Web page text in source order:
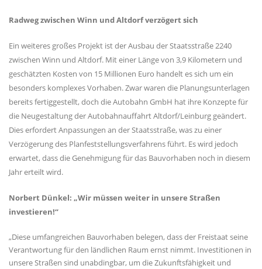
Radweg zwischen Winn und Altdorf verzögert sich
Ein weiteres großes Projekt ist der Ausbau der Staatsstraße 2240
zwischen Winn und Altdorf. Mit einer Länge von 3,9 Kilometern und
geschätzten Kosten von 15 Millionen Euro handelt es sich um ein
besonders komplexes Vorhaben. Zwar waren die Planungsunterlagen
bereits fertiggestellt, doch die Autobahn GmbH hat ihre Konzepte für
die Neugestaltung der Autobahnauffahrt Altdorf/Leinburg geändert.
Dies erfordert Anpassungen an der Staatsstraße, was zu einer
Verzögerung des Planfeststellungsverfahrens führt. Es wird jedoch
erwartet, dass die Genehmigung für das Bauvorhaben noch in diesem
Jahr erteilt wird.
Norbert Dünkel: „Wir müssen weiter in unsere Straßen
investieren!“
Diese umfangreichen Bauvorhaben belegen, dass der Freistaat seine
Verantwortung für den ländlichen Raum ernst nimmt. Investitionen in
unsere Straßen sind unabdingbar, um die Zukunftsfähigkeit und